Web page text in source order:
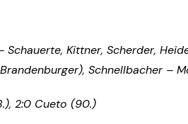
Schauerte, Kittner, Scherder,
Schnellbacher –
2:0 Cueto (90.)